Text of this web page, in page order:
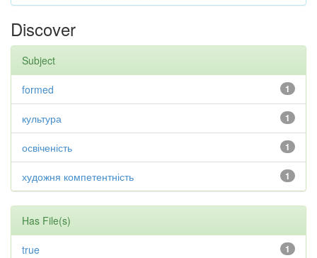
Discover
Subject
1
formed
1
культура
1
освіченість
1
художня компетентність
Has File(s)
1
true